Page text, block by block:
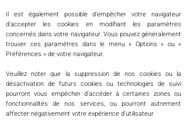
Il est également possible d'empêcher votre navigateur
d'accepter les cookies en modifiant les paramètres
concernés dans votre navigateur. Vous pouvez généralement
trouver ces paramètres dans le menu « Options » ou «
Préférences » de votre navigateur.
Veuillez noter que la suppression de nos cookies ou la
désactivation de futurs cookies ou technologies de suivi
pourront vous empêcher d'accéder à certaines zones ou
fonctionnalités de nos services, ou pourront autrement
affecter négativement votre expérience d'utilisateur.